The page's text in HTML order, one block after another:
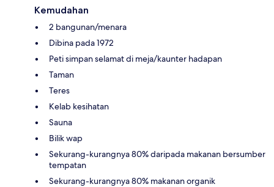
Kemudahan
2 bangunan/menara
Dibina pada 1972
Peti simpan selamat di meja/kaunter hadapan
Taman
Teres
Kelab kesihatan
Sauna
Bilik wap
Sekurang-kurangnya 80% daripada makanan bersumber
tempatan
Sekurang-kurangnya 80% makanan organik